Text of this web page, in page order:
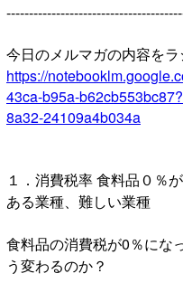
今日のメルマガの内容を
https://
43ca-b95a-
8a32-24109a4b034a
１．消費税率 食料品０％
ある業種、難しい業種
食料品の消費税が0％にな
う変わるのか？